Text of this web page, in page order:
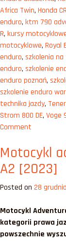
Africa Twin, Honda
enduro, ktm 790
R, kursy
motocyklowe, Royal
enduro, szkolenia
enduro, szkolenie
enduro poznań,
szkolenie enduro
technika jazdy,
Strom 800 DE, Voge
Comment
nowe
motocykle
Adventure
2023
Motocykl
A2 [2023]
Posted on 28
Motocykl
kategorii prawa
powszechnie